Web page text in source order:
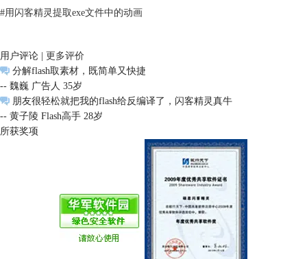
然后，我们再打开sprite素材。可以看到，这些sprite素材都是一个个单独
的动画，能将其单独导出作为表情包使用。
图4：sprite素材
#用闪客精灵提取exe文件中的动画
用户评论 | 更多评价
分解flash取素材，既简单又快捷
-- 魏巍 广告人 35岁
朋友很轻松就把我的flash给反编译了，闪客精灵真牛
-- 黄子陵 Flash高手 28岁
所获奖项